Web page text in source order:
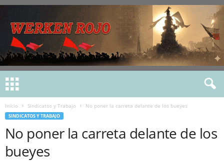
Inicio Sindicatos y Trabajo No poner la carreta delante de los bueyes
SINDICATOS Y TRABAJO
No poner la carreta delante de los
bueyes